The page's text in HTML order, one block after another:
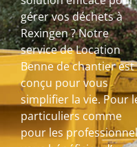
gérer vos déchets à
Rexingen ? Notre
service de Location
Benne de chantier est
conçu pour vous
simplifier la vie. Pour
particuliers comme
pour les